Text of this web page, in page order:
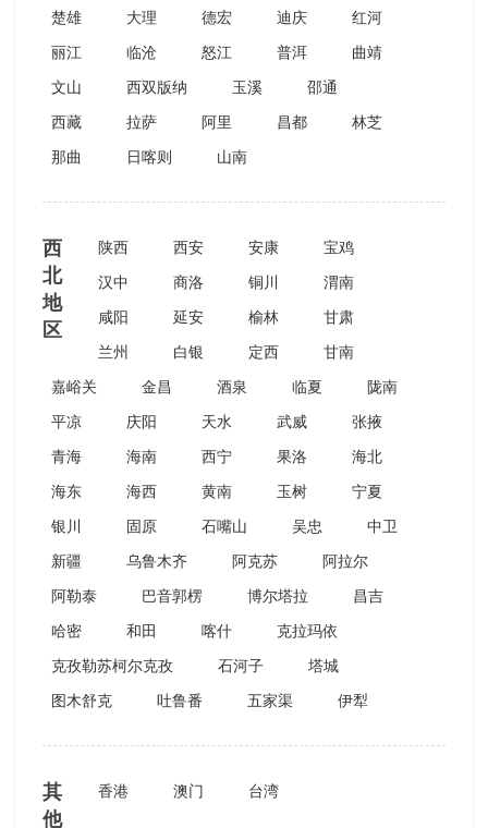
楚雄
大理 德宏 迪庆
红河
丽江
临沧 怒江 普洱
曲靖
文山
西双版纳 玉溪
邵通
西藏
拉萨 阿里 昌都
林芝
那曲
日喀则 山南
西
北
地
区
陕西 西安 安康
宝鸡
汉中
商洛 铜川
渭南
咸阳
延安 榆林
甘肃
兰州
白银 定西
甘南
嘉峪关
金昌 酒泉 临夏
陇南
平凉
庆阳 天水 武威
张掖
青海
海南 西宁 果洛
海北
海东
海西 黄南 玉树
宁夏
银川
固原 石嘴山 吴忠
中卫
新疆
乌鲁木齐 阿克苏
阿拉尔
阿勒泰
巴音郭楞 博尔塔拉
昌吉
哈密
和田 喀什
克拉玛依
克孜勒苏柯尔克孜
石河子
塔城
图木舒克
吐鲁番 五家渠 伊犁
其
他
香港 澳门 台湾